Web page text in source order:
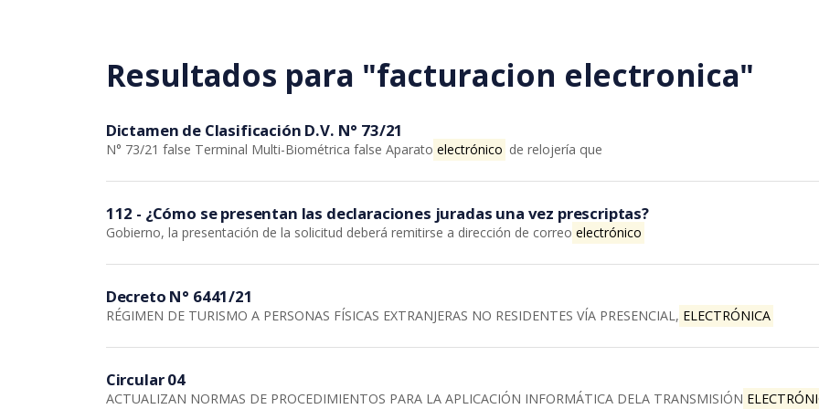
Resultados para "facturacion electronica"
Dictamen de Clasificación D.V. N° 73/21
N° 73/21 false Terminal Multi-Biométrica false Aparato electrónico de relojería que
112 - ¿Cómo se presentan las declaraciones juradas una vez prescriptas?
Gobierno, la presentación de la solicitud deberá remitirse a dirección de correo electrónico
Decreto N° 6441/21
RÉGIMEN DE TURISMO A PERSONAS FÍSICAS EXTRANJERAS NO RESIDENTES VÍA PRESENCIAL, ELECTRÓNICA
Circular 04
ACTUALIZAN NORMAS DE PROCEDIMIENTOS PARA LA APLICACIÓN INFORMÁTICA DELA TRANSMISIÓN